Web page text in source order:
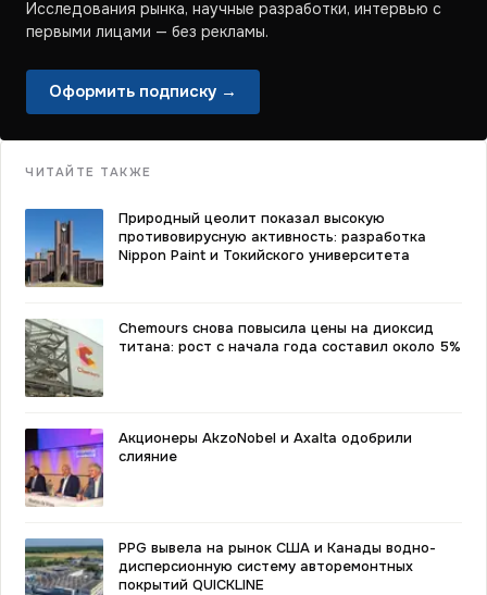
Исследования рынка, научные разработки, интервью с
первыми лицами — без рекламы.
Оформить подписку →
ЧИТАЙТЕ ТАКЖЕ
Природный цеолит показал высокую
противовирусную активность: разработка
Nippon Paint и Токийского университета
Chemours снова повысила цены на диоксид
титана: рост с начала года составил около 5%
Акционеры AkzoNobel и Axalta одобрили
слияние
PPG вывела на рынок США и Канады водно-
дисперсионную систему авторемонтных
покрытий QUICKLINE